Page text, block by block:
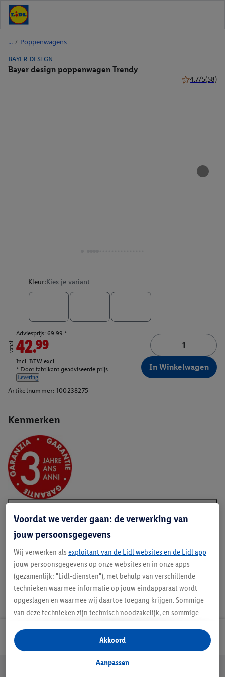
/ Poppenwagens
BAYER DESIGN
Bayer design poppenwagen Trendy
4.7/5(58)
Kenmerken
Kleur:Kies je variant
vanaf
Adviesprijs: 69.99 *
42.99
Incl. BTW excl.
* Door fabrikant geadviseerde prijs
Levering
In Winkelwagen
Artikelnummer: 100238275
Beschrijving
Lidl Nieuwsbrief
Jouw voordelen bij ons als Lidl webshop klant
Voordat we verder gaan: de verwerking van
jouw persoonsgegevens
Wij verwerken als exploitant van de Lidl websites en de Lidl app
jouw persoonsgegevens op onze websites en in onze apps
(gezamenlijk: "Lidl-diensten"), met behulp van verschillende
technieken waarmee informatie op jouw eindapparaat wordt
opgeslagen en waarmee wij daartoe toegang krijgen. Sommige
van deze technieken zijn technisch noodzakelijk, en sommige
opslaan van voorkeursinstellingen, het verzamelen en
analyseren van statistieken of voor het tonen van
gepersonaliseerde reclame binnen en buiten de Lidl-diensten.
Aanpassen
Akkoord